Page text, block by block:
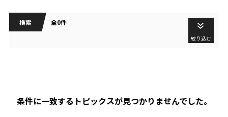
検索 全0件
絞り込む
条件に一致するトピックスが見つかりませんでした。